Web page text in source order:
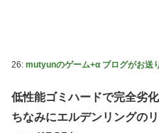
26: mutyunのゲーム+α ブログがお送
低性能ゴミハードで完全劣
ちなみにエルデンリングの